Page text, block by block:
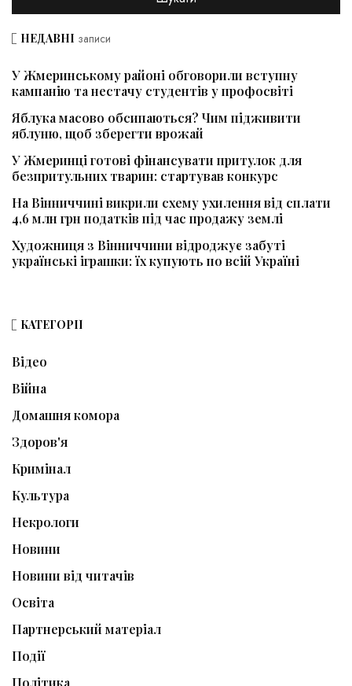
НЕДАВНІ записи
У Жмеринському районі обговорили вступну
кампанію та нестачу студентів у профосвіті
Яблука масово обсипаються? Чим підживити
яблуню, щоб зберегти врожай
У Жмеринці готові фінансувати притулок для
безпритульних тварин: стартував конкурс
На Вінниччині викрили схему ухилення від сплати
4,6 млн грн податків під час продажу землі
Художниця з Вінниччини відроджує забуті
українські іграшки: їх купують по всій Україні
КАТЕГОРІЇ
Відео
Війна
Домашня комора
Здоров'я
Кримінал
Культура
Некрологи
Новини
Новини від читачів
Освіта
Партнерський матеріал
Події
Політика